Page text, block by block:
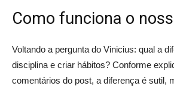
Como funciona o
Voltando a pergunta do Vinicius: qual a
disciplina e criar hábitos? Conforme
comentários do post, a diferença é sutil,